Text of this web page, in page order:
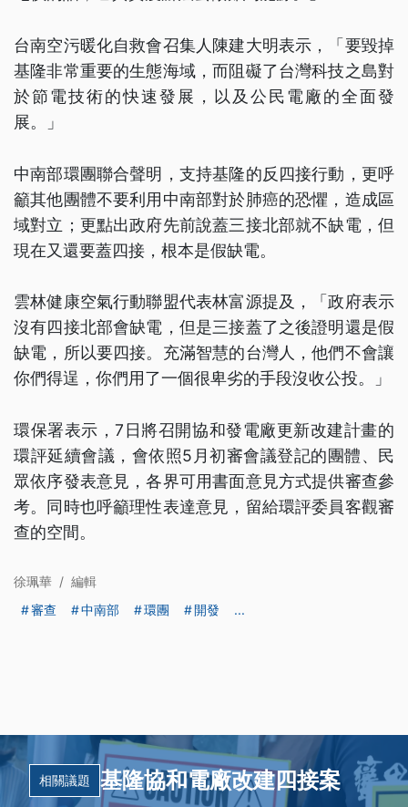
台南空污暖化自救會召集人陳建大明表示，「要毀掉
基隆非常重要的生態海域，而阻礙了台灣科技之島對
於節電技術的快速發展，以及公民電廠的全面發
展。」
中南部環團聯合聲明，支持基隆的反四接行動，更呼
籲其他團體不要利用中南部對於肺癌的恐懼，造成區
域對立；更點出政府先前說蓋三接北部就不缺電，但
現在又還要蓋四接，根本是假缺電。
雲林健康空氣行動聯盟代表林富源提及，「政府表示
沒有四接北部會缺電，但是三接蓋了之後證明還是假
缺電，所以要四接。充滿智慧的台灣人，他們不會讓
你們得逞，你們用了一個很卑劣的手段沒收公投。」
環保署表示，7日將召開協和發電廠更新改建計畫的
環評延續會議，會依照5月初審會議登記的團體、民
眾依序發表意見，各界可用書面意見方式提供審查參
考。同時也呼籲理性表達意見，留給環評委員客觀審
查的空間。
徐珮華 / 編輯
審查
中南部 環團 開發 ...
相關議題 基隆協和電廠改建四接案